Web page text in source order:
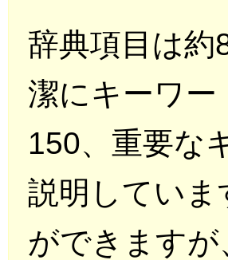
辞典項目は約
潔にキーワー
150、重要な
説明してい
ができます